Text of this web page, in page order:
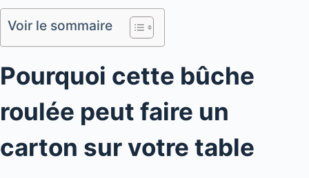
Voir le sommaire
Pourquoi cette bûche
roulée peut faire un
carton sur votre table